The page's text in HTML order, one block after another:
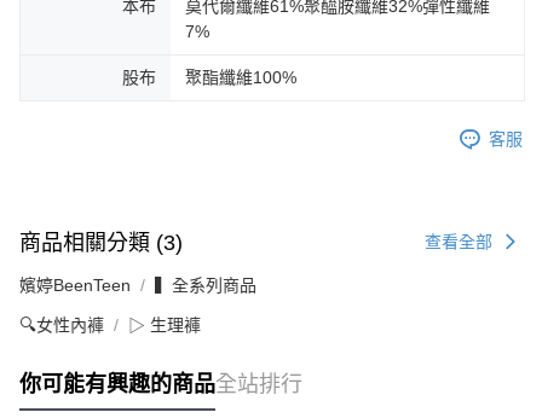
本布
莫代爾纖維61%聚醯胺纖維32%彈性纖維
7%
股布 聚酯纖維100%
客服
商品相關分類 (3) 查看全部
嬪婷BeenTeen ▍全系列商品
🔍女性內褲 ▷ 生理褲
你可能有興趣的商品全站排行